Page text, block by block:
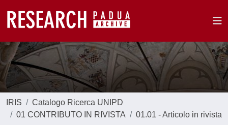
IRIS
Catalogo Ricerca UNIPD
01 CONTRIBUTO IN RIVISTA
01.01 - Articolo in rivista